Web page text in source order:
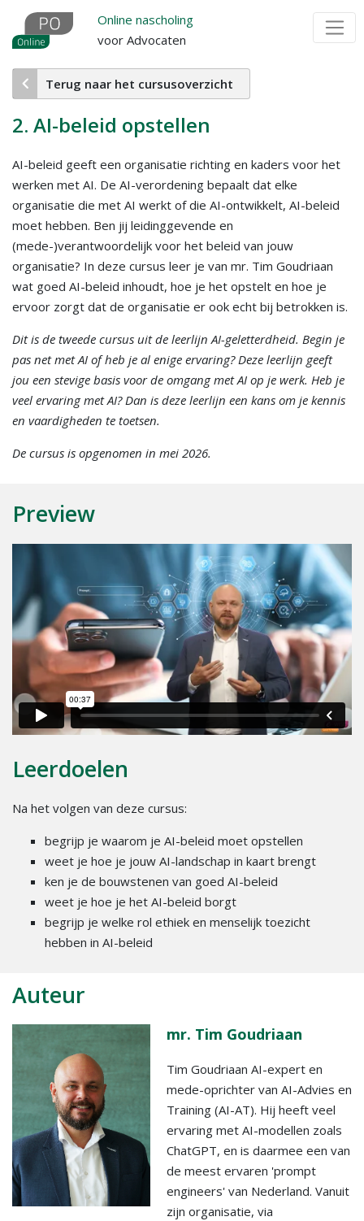
Overslaan
naar
de
inhoud
Online nascholing
voor Advocaten
Terug naar het cursusoverzicht
2. AI-beleid opstellen
AI-beleid geeft een organisatie richting en kaders voor het
werken met AI. De AI-verordening bepaalt dat elke
organisatie die met AI werkt of die AI-ontwikkelt, AI-beleid
moet hebben. Ben jij leidinggevende en
(mede-)verantwoordelijk voor het beleid van jouw
organisatie? In deze cursus leer je van mr. Tim Goudriaan
wat goed AI-beleid inhoudt, hoe je het opstelt en hoe je
ervoor zorgt dat de organisatie er ook echt bij betrokken is.
Dit is de tweede cursus uit de leerlijn AI-geletterdheid. Begin je
pas net met AI of heb je al enige ervaring? Deze leerlijn geeft
jou een stevige basis voor de omgang met AI op je werk. Heb je
veel ervaring met AI? Dan is deze leerlijn een kans om je kennis
en vaardigheden te toetsen.
De cursus is opgenomen in mei 2026.
Preview
Leerdoelen
Na het volgen van deze cursus:
begrijp je waarom je AI-beleid moet opstellen
weet je hoe je jouw AI-landschap in kaart brengt
ken je de bouwstenen van goed AI-beleid
weet je hoe je het AI-beleid borgt
begrijp je welke rol ethiek en menselijk toezicht
hebben in AI-beleid
Auteur
mr. Tim Goudriaan
Tim Goudriaan AI-expert en
mede-oprichter van AI-Advies en
Training (AI-AT). Hij heeft veel
ervaring met AI-modellen zoals
ChatGPT, en is daarmee een van
de meest ervaren 'prompt
engineers' van Nederland. Vanuit
zijn organisatie, via